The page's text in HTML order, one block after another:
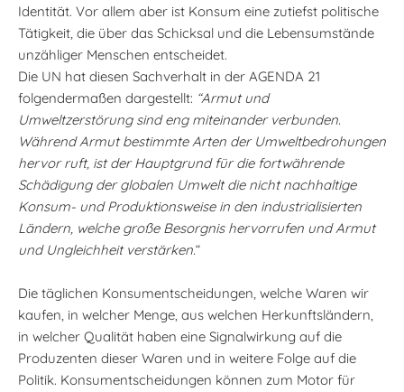
Identität. Vor allem aber ist Konsum eine zutiefst politische
Tätigkeit, die über das Schicksal und die Lebensumstände
unzähliger Menschen entscheidet.
Die UN hat diesen Sachverhalt in der AGENDA 21
folgendermaßen dargestellt: “Armut und
Umweltzerstörung sind eng miteinander verbunden.
Während Armut bestimmte Arten der Umweltbedrohungen
hervor ruft, ist der Hauptgrund für die fortwährende
Schädigung der globalen Umwelt die nicht nachhaltige
Konsum- und Produktionsweise in den industrialisierten
Ländern, welche große Besorgnis hervorrufen und Armut
und Ungleichheit verstärken.“
Die täglichen Konsumentscheidungen, welche Waren wir
kaufen, in welcher Menge, aus welchen Herkunftsländern,
in welcher Qualität haben eine Signalwirkung auf die
Produzenten dieser Waren und in weitere Folge auf die
Politik. Konsumentscheidungen können zum Motor für